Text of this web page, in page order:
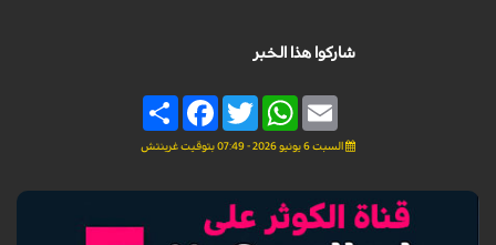
شاركوا هذا الخبر
Share
FacebookTwitter
WhatsAppEmail
السبت 6 يونيو 2026 - 07:49 بتوقيت غرينتش